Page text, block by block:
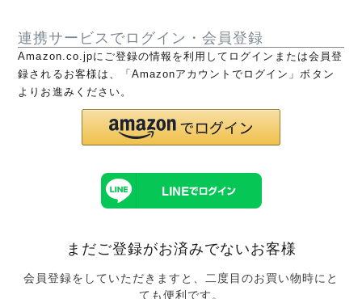
連携サービスでログイン・会員登録
Amazon.co.jpにご登録の情報を利用してログインまたは会員登
録されるお客様は、「Amazonアカウントでログイン」ボタン
よりお進みください。
まだご登録がお済みでないお客様
会員登録をしていただきますと、二度目のお買い物時にと
ても便利です。